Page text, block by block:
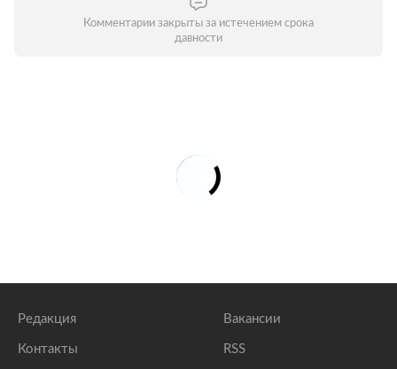
Комментарии закрыты за истечением срока
давности
Редакция
Контакты
Вакансии
RSS